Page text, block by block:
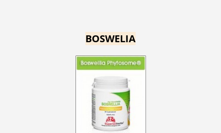
BOSWELIA